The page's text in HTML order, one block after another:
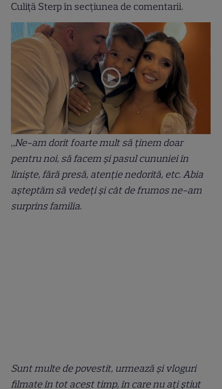
Culiță Sterp în secțiunea de comentarii.
„Ne-am dorit foarte mult să ținem doar
pentru noi, să facem şi pasul cununiei în
linişte, fără presă, atenție nedorită, etc. Abia
așteptăm să vedeți și cât de frumos ne-am
surprins familia.
Sunt multe de povestit, urmează și vloguri
filmate în tot acest timp, în care nu ați știut